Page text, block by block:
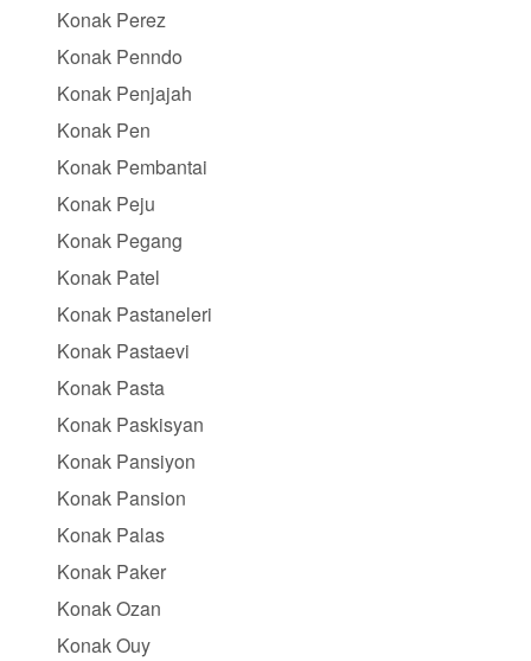
Konak Perez
Konak Penndo
Konak Penjajah
Konak Pen
Konak Pembantai
Konak Peju
Konak Pegang
Konak Patel
Konak Pastaneleri
Konak Pastaevi
Konak Pasta
Konak Paskisyan
Konak Pansiyon
Konak Pansion
Konak Palas
Konak Paker
Konak Ozan
Konak Ouy